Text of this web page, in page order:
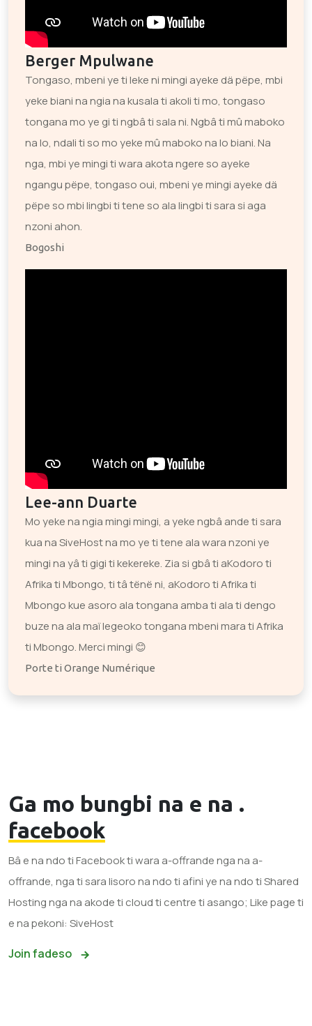
Berger Mpulwane
Tongaso, mbeni ye ti leke ni mingi ayeke dä pëpe, mbi
yeke biani na ngia na kusala ti akoli ti mo, tongaso
tongana mo ye gi ti ngbâ ti sala ni. Ngbâ ti mû maboko
na lo, ndali ti so mo yeke mû maboko na lo biani. Na
nga, mbi ye mingi ti wara akota ngere so ayeke
ngangu pëpe, tongaso oui, mbeni ye mingi ayeke dä
pëpe so mbi lingbi ti tene so ala lingbi ti sara si aga
nzoni ahon.
Bogoshi
Lee-ann Duarte
Mo yeke na ngia mingi mingi, a yeke ngbâ ande ti sara
kua na SiveHost na mo ye ti tene ala wara nzoni ye
mingi na yâ ti gigi ti kekereke. Zia si gbâ ti aKodoro ti
Afrika ti Mbongo, ti tâ tënë ni, aKodoro ti Afrika ti
Mbongo kue asoro ala tongana amba ti ala ti dengo
buze na ala maï legeoko tongana mbeni mara ti Afrika
ti Mbongo. Merci mingi 😊
Porte ti Orange Numérique
Ga mo bungbi na e na .
facebook
Bâ e na ndo ti Facebook ti wara a-offrande nga na a-
offrande, nga ti sara lisoro na ndo ti afini ye na ndo ti Shared
Hosting nga na akode ti cloud ti centre ti asango; Like page ti
e na pekoni: SiveHost
Join fadeso